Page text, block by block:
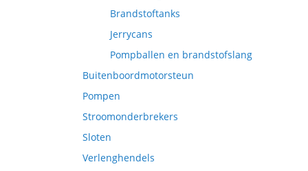
Brandstoftanks
Jerrycans
Pompballen en brandstofslang
Buitenboordmotorsteun
Pompen
Stroomonderbrekers
Sloten
Verlenghendels